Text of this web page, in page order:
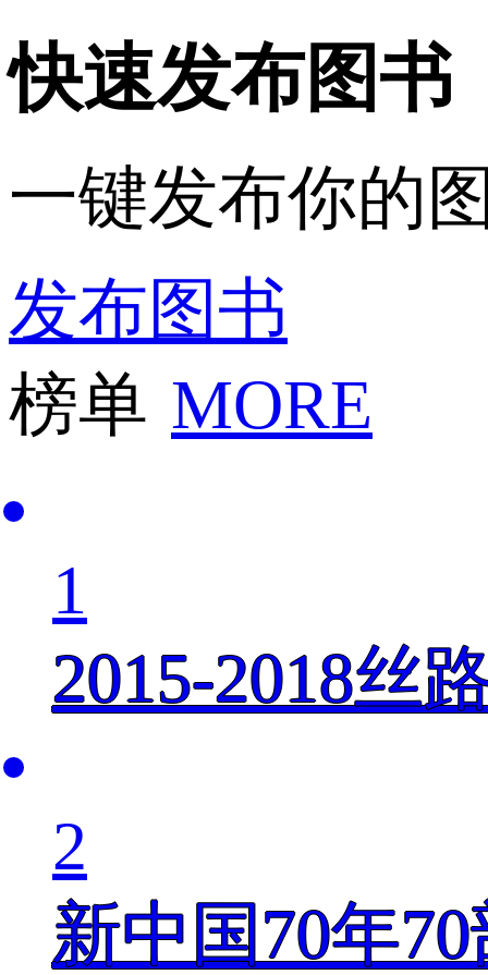
快速发布图书
一键发布你的
发布图书
榜单 MORE
1
2015-2018丝
2
新中国70年